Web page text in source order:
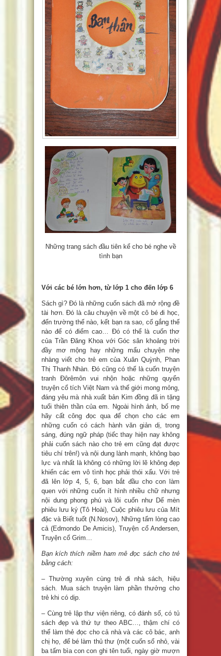
Những trang sách đầu tiên kể cho bé nghe về
tình bạn
Với các bé lớn hơn, từ lớp 1 cho đến lớp 6
Sách gì? Đó là những cuốn sách đã mở rộng đề
tài hơn. Đó là câu chuyện về một cô bé đi học,
đến trường thế nào, kết bạn ra sao, cố gắng thế
nào để có điểm cao… Đó có thể là cuốn thơ
của Trần Đăng Khoa với Góc sân khoảng trời
đầy mơ mộng hay những mẩu chuyện nhẹ
nhàng viết cho trẻ em của Xuân Quỳnh, Phan
Thị Thanh Nhàn. Đó cũng có thể là cuốn truyện
tranh Đôrêmôn vui nhộn hoặc những quyển
truyện cổ tích Việt Nam và thế giới mong mỏng,
đáng yêu mà nhà xuất bản Kim đồng đã in tặng
tuổi thiên thần của em. Ngoài hình ảnh, bố mẹ
hãy cất công đọc qua để chọn cho các em
những cuốn có cách hành văn giản dị, trong
sáng, đúng ngữ pháp (tiếc thay hiện nay không
phải cuốn sách nào cho trẻ em cũng đạt được
tiêu chí trên!) và nội dung lành mạnh, không bạo
lực và nhất là không có những lời lẽ không đẹp
khiến các em vô tình học phải thói xấu. Với trẻ
đã lên lớp 4, 5, 6, bạn bắt đầu cho con làm
quen với những cuốn ít hình nhiều chữ nhưng
nội dung phong phú và lôi cuốn như Dế mèn
phiêu lưu ký (Tô Hoài), Cuộc phiêu lưu của Mít
đặc và Biết tuốt (N.Nosov), Những tấm lòng cao
cả (Edmondo De Amicis), Truyện cổ Andersen,
Truyện cổ Grim…
Bạn kích thích niềm ham mê đọc sách cho trẻ
bằng cách:
– Thường xuyên cùng trẻ đi nhà sách, hiệu
sách. Mua sách truyện làm phần thưởng cho
trẻ khi có dịp.
– Cùng trẻ lập thư viện riêng, có đánh số, có tủ
sách đẹp và thứ tự theo ABC…, thậm chí có
thể làm thẻ đọc cho cả nhà và các cô bác, anh
chị họ, để bé làm thủ thư (một cuốn sổ nhỏ, vài
ba tấm bìa con con ghi tên tuổi, ngày giờ mượn